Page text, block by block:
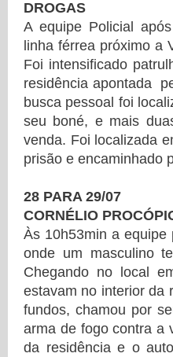
DROGAS
A equipe Policial
linha férrea próximo a
Foi intensificado
residência apontada
busca pessoal foi
seu boné, e mais
venda. Foi localizada
prisão e encaminhado
28 PARA 29/07
CORNÉLIO
Às 10h53min a equipe
onde um masculino
Chegando no local
estavam no interior da
fundos, chamou por
arma de fogo contra a
da residência e o